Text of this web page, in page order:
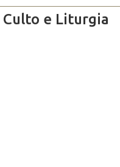
Culto e Liturgia